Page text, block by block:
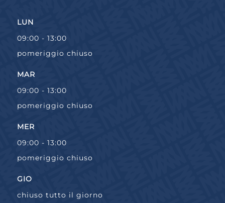
LUN
09:00 - 13:00
pomeriggio chiuso
MAR
09:00 - 13:00
pomeriggio chiuso
MER
09:00 - 13:00
pomeriggio chiuso
GIO
chiuso tutto il giorno